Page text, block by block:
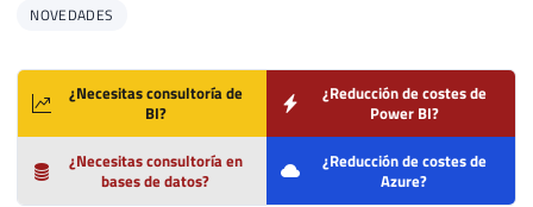
NOVEDADES
¿Necesitas consultoría de
BI?
¿Reducción de costes de
Power BI?
¿Necesitas consultoría en
bases de datos?
¿Reducción de costes de
Azure?